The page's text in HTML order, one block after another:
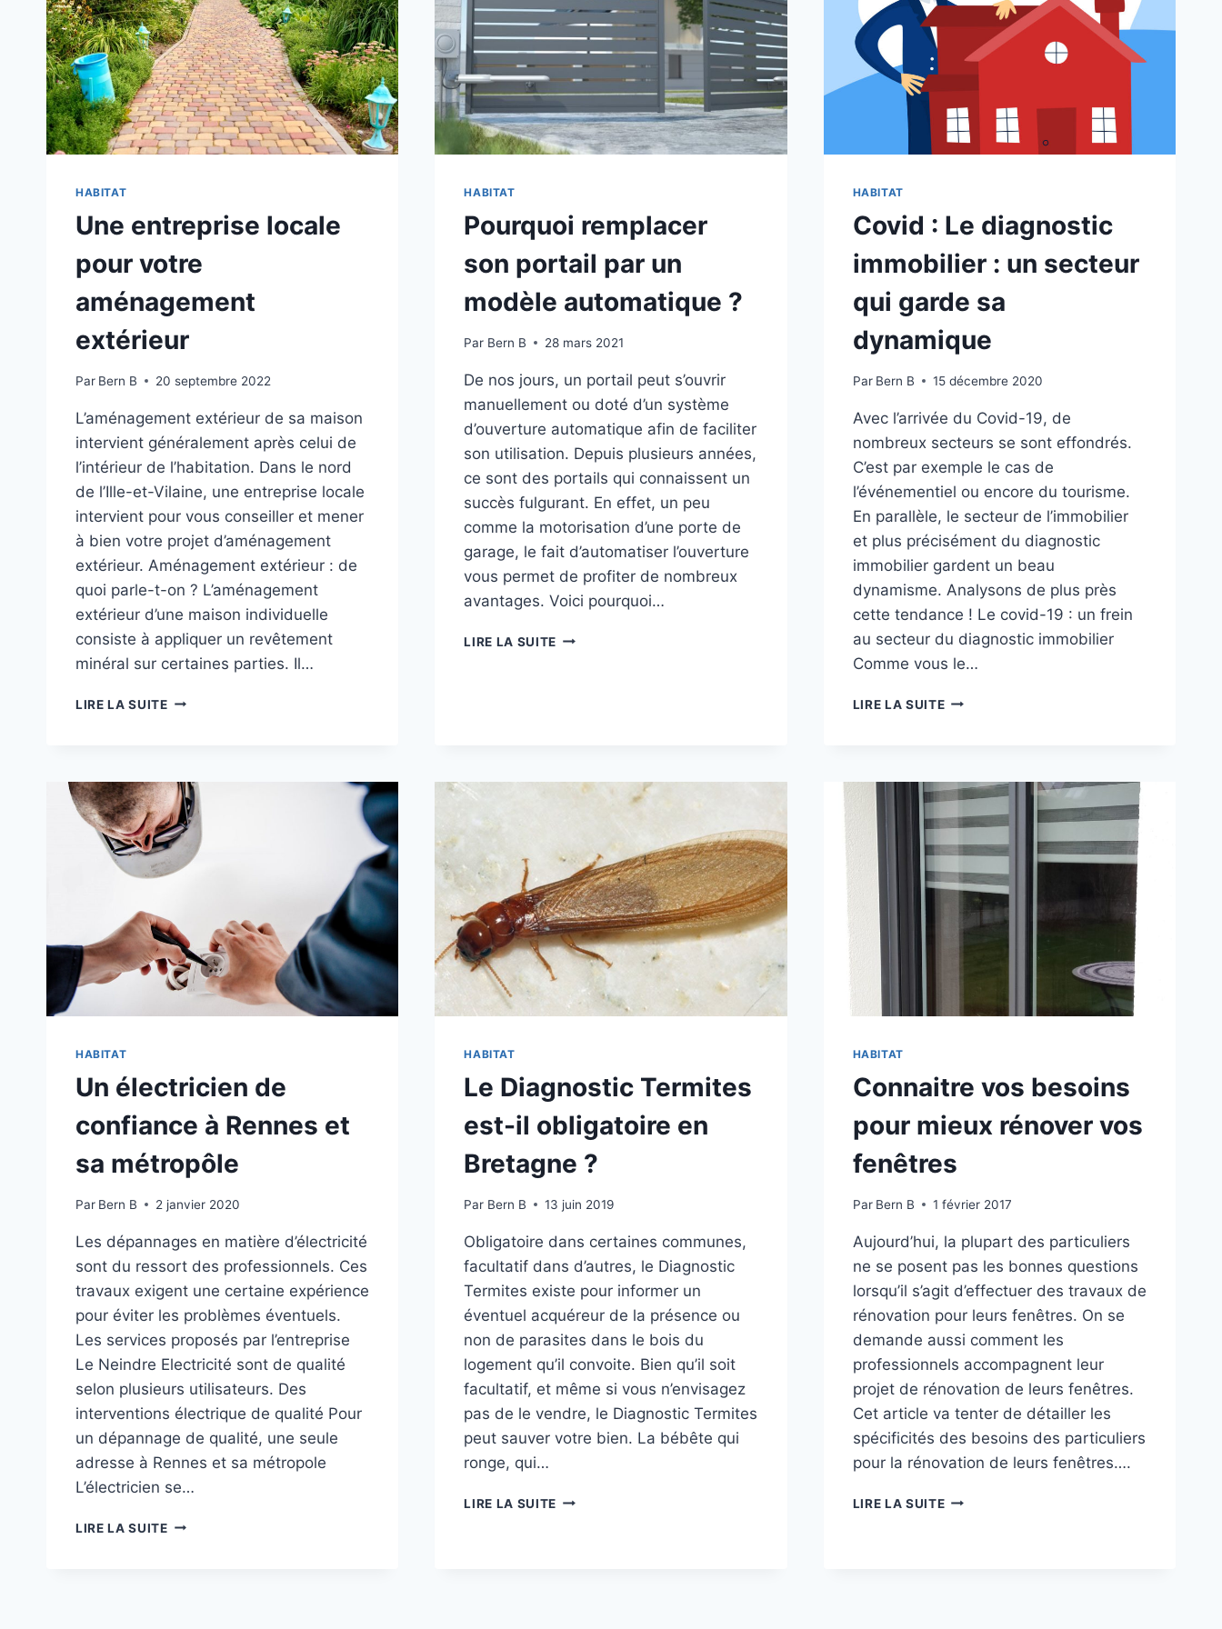
HABITAT
Une entreprise locale
pour votre
aménagement
extérieur
Par Bern B 20 septembre 2022
L’aménagement extérieur de sa maison
intervient généralement après celui de
l’intérieur de l’habitation. Dans le nord
de l’Ille-et-Vilaine, une entreprise locale
intervient pour vous conseiller et mener
à bien votre projet d’aménagement
extérieur. Aménagement extérieur : de
quoi parle-t-on ? L’aménagement
extérieur d’une maison individuelle
consiste à appliquer un revêtement
minéral sur certaines parties. Il…
LIRE LA SUITEUNE
AMÉNAGEMENT
EXTÉRIEUR
HABITAT
Pourquoi remplacer
son portail par un
modèle automatique ?
Par Bern B 28 mars 2021
De nos jours, un portail peut s’ouvrir
manuellement ou doté d’un système
d’ouverture automatique afin de faciliter
son utilisation. Depuis plusieurs années,
ce sont des portails qui connaissent un
succès fulgurant. En effet, un peu
comme la motorisation d’une porte de
garage, le fait d’automatiser l’ouverture
vous permet de profiter de nombreux
avantages. Voici pourquoi…
LIRE LA SUITE POURQUOI
HABITAT
Covid : Le diagnostic
immobilier : un secteur
qui garde sa
dynamique
Par Bern B 15 décembre 2020
Avec l’arrivée du Covid-19, de
nombreux secteurs se sont effondrés.
C’est par exemple le cas de
l’événementiel ou encore du tourisme.
En parallèle, le secteur de l’immobilier
et plus précisément du diagnostic
immobilier gardent un beau
dynamisme. Analysons de plus près
cette tendance ! Le covid-19 : un frein
au secteur du diagnostic immobilier
Comme vous le…
LIRE LA SUITECOVID
UN
SECTEUR
QUI
GARDE
SA
DYNAMIQUE
HABITAT
Un électricien de
confiance à Rennes et
sa métropôle
Par Bern B 2 janvier 2020
Les dépannages en matière d’électricité
sont du ressort des professionnels. Ces
travaux exigent une certaine expérience
pour éviter les problèmes éventuels.
Les services proposés par l’entreprise
Le Neindre Electricité sont de qualité
selon plusieurs utilisateurs. Des
interventions électrique de qualité Pour
un dépannage de qualité, une seule
adresse à Rennes et sa métropole
L’électricien se…
LIRE LA SUITEUN
HABITAT
Le Diagnostic Termites
est-il obligatoire en
Bretagne ?
Par Bern B 13 juin 2019
Obligatoire dans certaines communes,
facultatif dans d’autres, le Diagnostic
Termites existe pour informer un
éventuel acquéreur de la présence ou
non de parasites dans le bois du
logement qu’il convoite. Bien qu’il soit
facultatif, et même si vous n’envisagez
pas de le vendre, le Diagnostic Termites
peut sauver votre bien. La bébête qui
ronge, qui…
LIRE LA SUITE LE
HABITAT
Connaitre vos besoins
pour mieux rénover vos
fenêtres
Par Bern B 1 février 2017
Aujourd’hui, la plupart des particuliers
ne se posent pas les bonnes questions
lorsqu’il s’agit d’effectuer des travaux de
rénovation pour leurs fenêtres. On se
demande aussi comment les
professionnels accompagnent leur
projet de rénovation de leurs fenêtres.
Cet article va tenter de détailler les
spécificités des besoins des particuliers
pour la rénovation de leurs fenêtres….
LIRE LA SUITECONNAITRE